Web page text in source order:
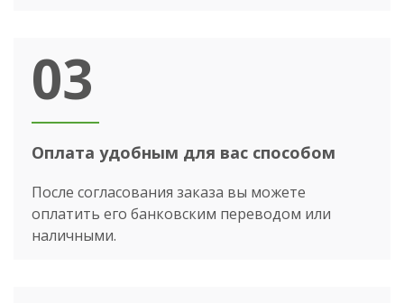
03
Оплата удобным для вас способом
После согласования заказа вы можете
оплатить его банковским переводом или
наличными.